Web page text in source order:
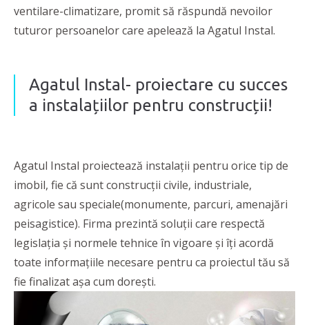
ventilare-climatizare, promit să răspundă nevoilor
tuturor persoanelor care apelează la Agatul Instal.
Agatul Instal- proiectare cu succes
a instalațiilor pentru construcții!
Agatul Instal proiectează instalații pentru orice tip de
imobil, fie că sunt construcții civile, industriale,
agricole sau speciale(monumente, parcuri, amenajări
peisagistice). Firma prezintă soluții care respectă
legislația și normele tehnice în vigoare și îți acordă
toate informațiile necesare pentru ca proiectul tău să
fie finalizat așa cum dorești.